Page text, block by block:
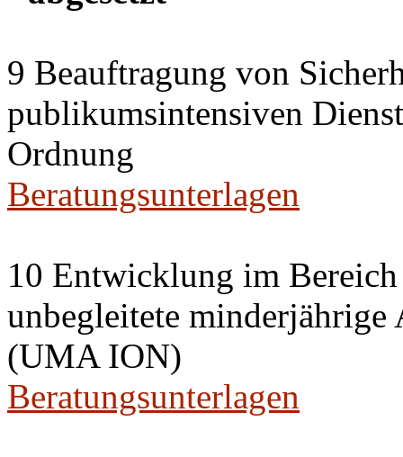
9 Beauftragung von
publikumsintensiven
Ordnung
Beratungsunterlagen
10 Entwicklung im
unbegleitete minderjährige
(UMA ION)
Beratungsunterlagen